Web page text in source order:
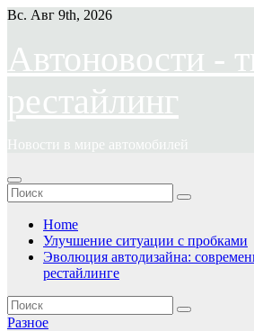
Перейти
содержимому
Вс. Авг 9th, 2026
Автоновости -
рестайлинг
Новости в мире автомобилей
Home
Улучшение ситуации с пробками
Эволюция автодизайна:
рестайлинге
Разное